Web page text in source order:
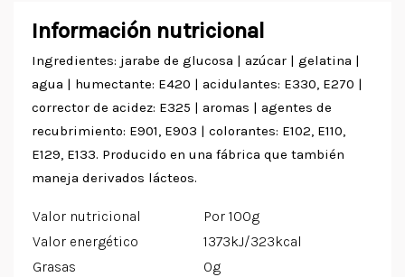
Información nutricional
Ingredientes: jarabe de glucosa | azúcar | gelatina |
agua | humectante: E420 | acidulantes: E330, E270 |
corrector de acidez: E325 | aromas | agentes de
recubrimiento: E901, E903 | colorantes: E102, E110,
E129, E133. Producido en una fábrica que también
maneja derivados lácteos.
Valor nutricional
Por 100g
Valor energético
1373kJ/323kcal
Grasas
0g